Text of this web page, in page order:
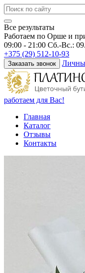
Все результаты
Работаем по Орше и
09:00 - 21:00 Сб.-Вс.:
+375 (29) 512-10-93
Заказать звонок
работаем для Вас!
Главная
Каталог
Отзывы
Контакты